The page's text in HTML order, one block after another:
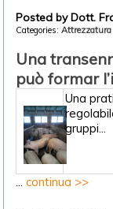
Posted by Dott.
Categories:Attrezzatura
Una
può formar
Una
gruppi...
...continua >>